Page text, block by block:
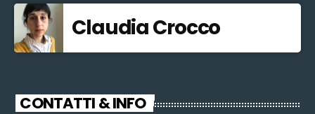
Claudia Crocco
CONTATTI & INFO